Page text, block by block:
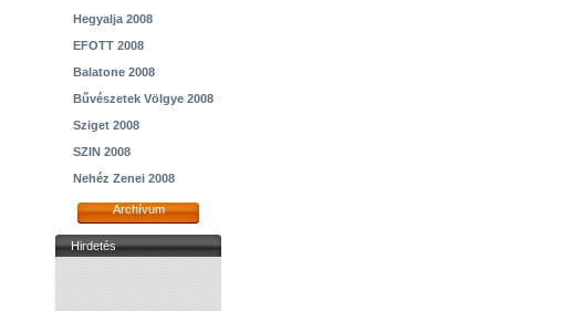
Hegyalja 2008
EFOTT 2008
Balatone 2008
Bűvészetek Völgye 2008
Sziget 2008
SZIN 2008
Nehéz Zenei 2008
Archívum
Hirdetés